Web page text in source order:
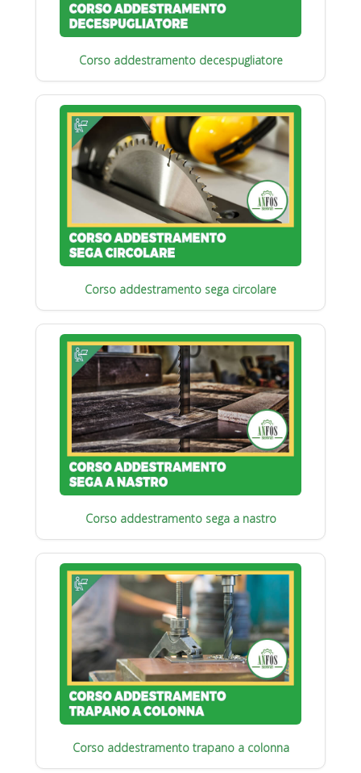
Corso addestramento decespugliatore
Corso addestramento sega circolare
Corso addestramento sega a nastro
Corso addestramento trapano a colonna